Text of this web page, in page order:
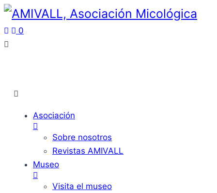
0
Asociación
Sobre nosotros
Revistas AMIVALL
Museo
Visita el museo